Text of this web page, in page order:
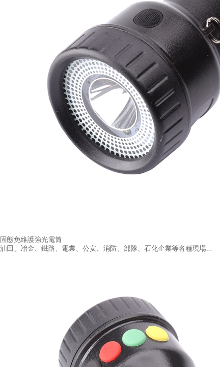
固態免維護強光電筒
油田、冶金、鐵路、電業、公安、消防、部隊、石化企業等各種現場...